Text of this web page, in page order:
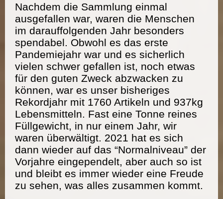
Nachdem die Sammlung einmal
ausgefallen war, waren die Menschen
im darauffolgenden Jahr besonders
spendabel. Obwohl es das erste
Pandemiejahr war und es sicherlich
vielen schwer gefallen ist, noch etwas
für den guten Zweck abzwacken zu
können, war es unser bisheriges
Rekordjahr mit 1760 Artikeln und 937kg
Lebensmitteln. Fast eine Tonne reines
Füllgewicht, in nur einem Jahr, wir
waren überwältigt. 2021 hat es sich
dann wieder auf das “Normalniveau” der
Vorjahre eingependelt, aber auch so ist
und bleibt es immer wieder eine Freude
zu sehen, was alles zusammen kommt.